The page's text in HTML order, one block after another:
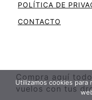
POLÍTICA DE
CONTACTO
Compra aquí
vuelos con tus
Utilizamos cookies para